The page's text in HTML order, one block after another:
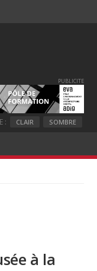
PUBLICITE
: CLAIR SOMBRE
à la